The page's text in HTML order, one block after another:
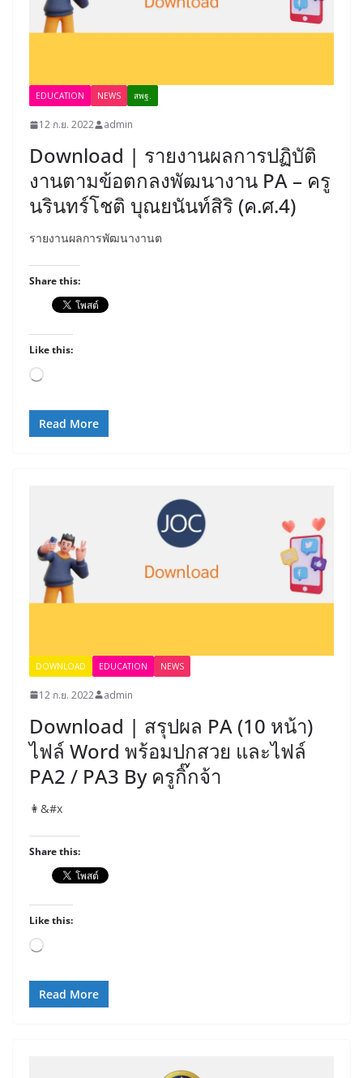
EDUCATION NEWS สพฐ.
12 ก.ย. 2022 admin
Download | รายงานผลการปฏิบัติ
งานตามข้อตกลงพัฒนางาน PA – ครู
นรินทร์โชติ บุณยนันท์สิริ (ค.ศ.4)
รายงานผลการพัฒนางานต
Share this:
Like this:
Loading…
Read More
DOWNLOAD EDUCATION NEWS
12 ก.ย. 2022 admin
Download | สรุปผล PA (10 หน้า)
ไฟล์ Word พร้อมปกสวย และไฟล์
PA2 / PA3 By ครูกิ๊กจ้า
👩‍&#x
Share this:
Like this:
Loading…
Read More